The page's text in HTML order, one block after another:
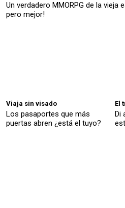
Un verdadero MMORPG de la vieja
pero mejor!
Viaja sin visado
Los pasaportes que más
puertas abren ¿está el tuyo?
El
Di